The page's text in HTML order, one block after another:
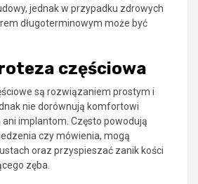
jednak w przypadku zdrowych
długoterminowym może być
częściowa
są rozwiązaniem prostym i
nie dorównują komfortowi
implantom. Często powodują
czy mówienia, mogą
oraz przyspieszać zanik kości
zęba.